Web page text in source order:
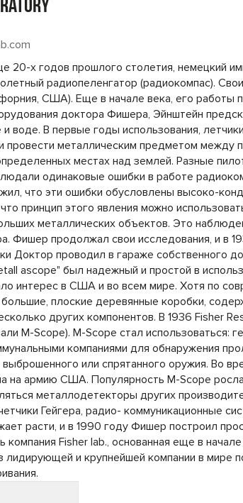
20-х годов прошлого столетия, немецкий
радиопеленгатор (радиокомпас).
США). Еще в начале века, его работы
доктора Фишера, Эйнштейн
и воде. В первые годы использования,
провести металлическим предметом между
местах над землей. Разные
одинаковые ошибки в работе
что эти ошибки обусловлены высоко-
принцип этого явления можно
металлических объектов. Это
Фишер продолжал свои исследования, и в
Доктор проводил в гараже собственного
ascope" был надежный и простой в
интерес в США и во всем мире. Хотя по
плоские деревянные коробки,
других компонентов. В 1936 Fisher
M-Scope). M-Scope стал использоваться:
компаниями для обнаружения
или спрятанного оружия. Во
на армию США. Популярность M-Scope
металлодетекторы других
Гейгера, радио- коммуникационные
расти, и в 1990 году Фишер построил
компания Fisher lab., основанная еще в
лидирующей и крупнейшей компании в мире